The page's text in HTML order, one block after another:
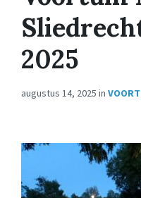
2025
augustus 14, 2025 in